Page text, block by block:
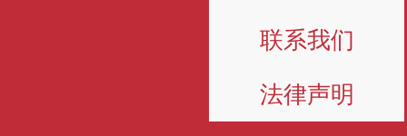
联系我们
法律声明